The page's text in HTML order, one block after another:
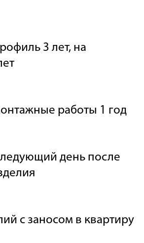
3 лет, на
работы 1 год
день после
с заносом в квартиру